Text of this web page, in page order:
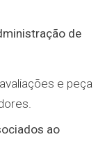
de
e peça
ao